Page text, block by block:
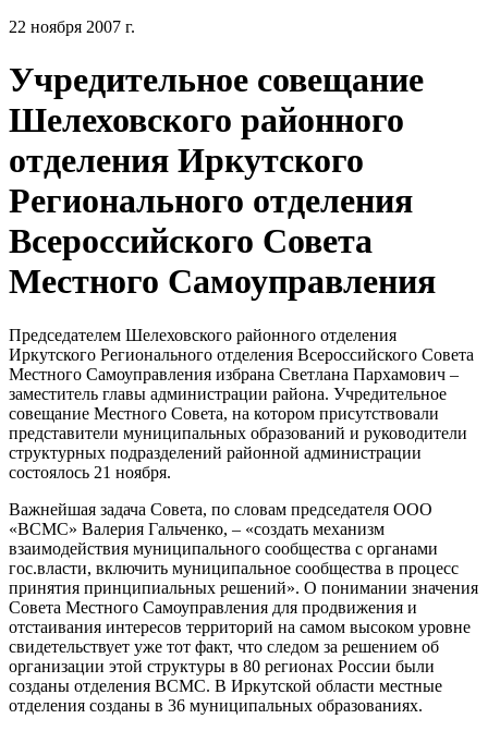
22 ноября 2007 г.
Учредительное совещание
Шелеховского районного
отделения Иркутского
Регионального отделения
Всероссийского Совета
Местного Самоуправления
Председателем Шелеховского районного отделения
Иркутского Регионального отделения Всероссийского Совета
Местного Самоуправления избрана Светлана Пархамович –
заместитель главы администрации района. Учредительное
совещание Местного Совета, на котором присутствовали
представители муниципальных образований и руководители
структурных подразделений районной администрации
состоялось 21 ноября.
Важнейшая задача Совета, по словам председателя ООО
«ВСМС» Валерия Гальченко, – «создать механизм
взаимодействия муниципального сообщества с органами
гос.власти, включить муниципальное сообщества в процесс
принятия принципиальных решений». О понимании значения
Совета Местного Самоуправления для продвижения и
отстаивания интересов территорий на самом высоком уровне
свидетельствует уже тот факт, что следом за решением об
организации этой структуры в 80 регионах России были
созданы отделения ВСМС. В Иркутской области местные
отделения созданы в 36 муниципальных образованиях.